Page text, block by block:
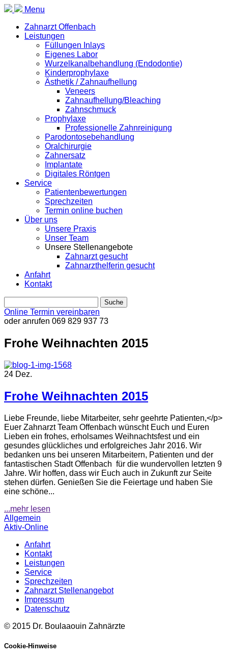
Menu
Zahnarzt Offenbach
Leistungen
Füllungen Inlays
Eigenes Labor
Wurzelkanalbehandlung (Endodontie)
Kinderprophylaxe
Ästhetik / Zahnaufhellung
Veneers
Zahnaufhellung/Bleaching
Zahnschmuck
Prophylaxe
Professionelle Zahnreinigung
Parodontosebehandlung
Oralchirurgie
Zahnersatz
Implantate
Digitales Röntgen
Service
Patientenbewertungen
Sprechzeiten
Termin online buchen
Über uns
Unsere Praxis
Unser Team
Unsere Stellenangebote
Zahnarzt gesucht
Zahnarzthelferin gesucht
Anfahrt
Kontakt
Online Termin vereinbaren
oder anrufen 069 829 937 73
Frohe Weihnachten 2015
24 Dez.
Frohe Weihnachten 2015
Liebe Freunde, liebe Mitarbeiter, sehr geehrte Patienten,</p>
Euer Zahnarzt Team Offenbach wünscht Euch und Euren
Lieben ein frohes, erholsames Weihnachtsfest und ein
gesundes glückliches und erfolgreiches Jahr 2016. Wir
bedanken uns bei unseren Mitarbeitern, Patienten und der
fantastischen Stadt Offenbach für die wundervollen letzten 9
Jahre. Wir hoffen, dass wir Euch auch in Zukunft zur Seite
stehen dürfen. Genießen Sie die Feiertage und haben Sie
eine schöne...
...mehr lesen
Allgemein
Aktiv-Online
Anfahrt
Kontakt
Leistungen
Service
Sprechzeiten
Zahnarzt Stellenangebot
Impressum
Datenschutz
© 2015 Dr. Boulaaouin Zahnärzte
Cookie-Hinweise